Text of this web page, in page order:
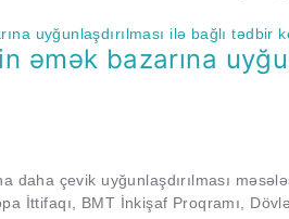
əmək bazarına
daha çevik uyğunlaşdırılması
İttifaqı, BMT İnkişaf Proqramı,